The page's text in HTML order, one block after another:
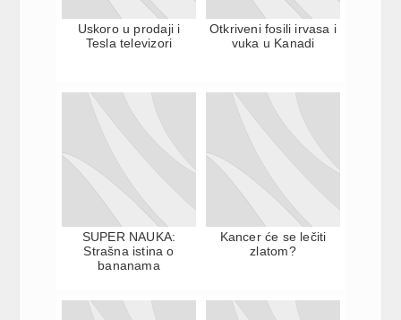
Uskoro u prodaji i
Tesla televizori
Otkriveni fosili irvasa i
vuka u Kanadi
SUPER NAUKA:
Strašna istina o
bananama
Kancer će se lečiti
zlatom?